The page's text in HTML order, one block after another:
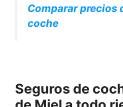
Comparar precios
coche
Seguros de